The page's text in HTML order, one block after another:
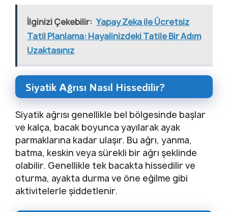
İlginizi Çekebilir: Yapay Zeka ile Ücretsiz
Tatil Planlama: Hayalinizdeki Tatile Bir Adım
Uzaktasınız
Siyatik Ağrısı Nasıl Hissedilir?
Siyatik ağrısı genellikle bel bölgesinde başlar
ve kalça, bacak boyunca yayılarak ayak
parmaklarına kadar ulaşır. Bu ağrı, yanma,
batma, keskin veya sürekli bir ağrı şeklinde
olabilir. Genellikle tek bacakta hissedilir ve
oturma, ayakta durma ve öne eğilme gibi
aktivitelerle şiddetlenir.